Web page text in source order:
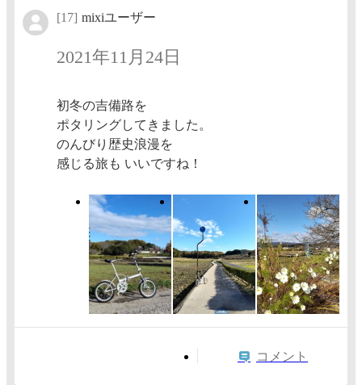
[17] mixiユーザー
2021年11月24日
初冬の吉備路を
ポタリングしてきました。
のんびり歴史浪漫を
感じる旅も いいですね！
コメント